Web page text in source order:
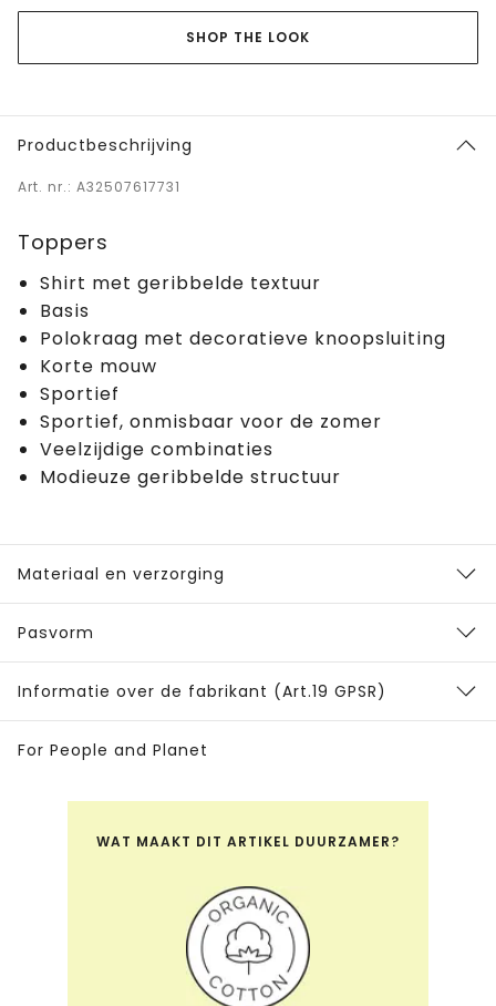
SHOP THE LOOK
Productbeschrijving
Art. nr.: A32507617731
Toppers
Shirt met geribbelde textuur
Basis
Polokraag met decoratieve knoopsluiting
Korte mouw
Sportief
Sportief, onmisbaar voor de zomer
Veelzijdige combinaties
Modieuze geribbelde structuur
Materiaal en verzorging
Pasvorm
Informatie over de fabrikant (Art.19 GPSR)
For People and Planet
WAT MAAKT DIT ARTIKEL DUURZAMER?